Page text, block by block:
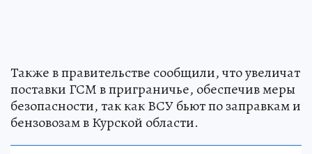
Также в правительстве сообщили, что увеличат
поставки ГСМ в приграничье, обеспечив меры
безопасности, так как ВСУ бьют по заправкам и
бензовозам в Курской области.